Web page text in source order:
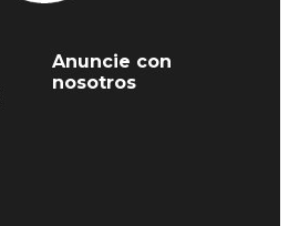
Anuncie con
nosotros